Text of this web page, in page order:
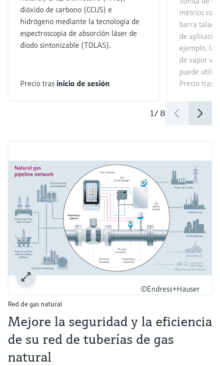
dióxido de carbono (CCUS) e
hidrógeno mediante la tecnología de
espectroscopia de absorción láser de
diodo sintonizable (TDLAS).
Precio tras inicio de sesión
métrico con
barra
de
ejemplo, la
de vapor
puede
Precio tras
1/8
©Endress+Hauser
Red de gas natural
Mejore la seguridad y la eficiencia
de su red de tuberías de gas
natural